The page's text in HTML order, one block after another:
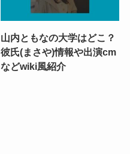
山内ともなの大学はどこ？
彼氏(まさや)情報や出演cm
などwiki風紹介